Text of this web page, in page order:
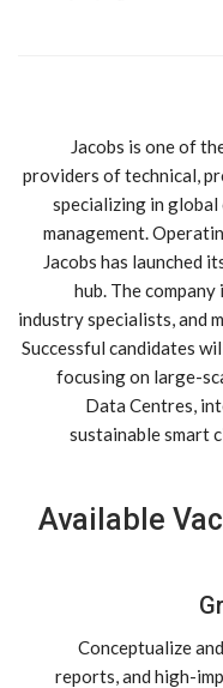
Jacobs is one of
providers of technical,
specializing in
management.
Jacobs has launched
hub. The
industry specialists, and
Successful candidates
focusing on large-
Data Centres,
sustainable smart
Available
Conceptualize
reports, and high-